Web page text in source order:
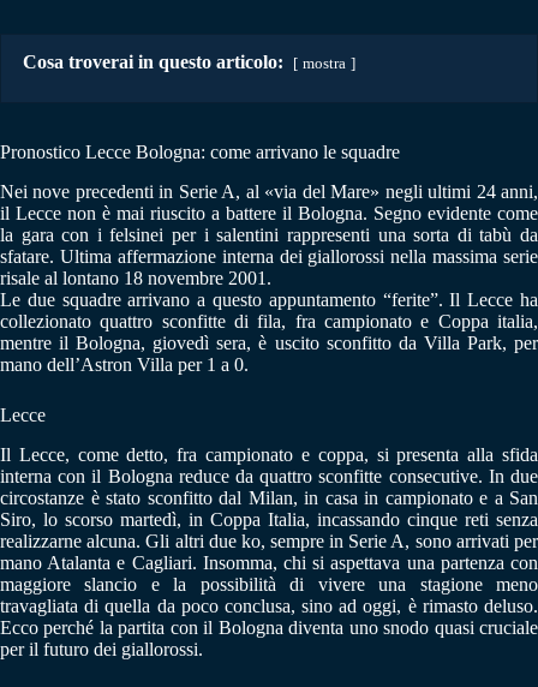
Cosa troverai in questo articolo: mostra
Pronostico Lecce Bologna: come arrivano le squadre
Nei nove precedenti in Serie A, al «via del Mare» negli ultimi 24 anni,
il Lecce non è mai riuscito a battere il Bologna. Segno evidente come
la gara con i felsinei per i salentini rappresenti una sorta di tabù da
sfatare. Ultima affermazione interna dei giallorossi nella massima serie
risale al lontano 18 novembre 2001.
Le due squadre arrivano a questo appuntamento “ferite”. Il Lecce ha
collezionato quattro sconfitte di fila, fra campionato e Coppa italia,
mentre il Bologna, giovedì sera, è uscito sconfitto da Villa Park, per
mano dell’Astron Villa per 1 a 0.
Lecce
Il Lecce, come detto, fra campionato e coppa, si presenta alla sfida
interna con il Bologna reduce da quattro sconfitte consecutive. In due
circostanze è stato sconfitto dal Milan, in casa in campionato e a San
Siro, lo scorso martedì, in Coppa Italia, incassando cinque reti senza
realizzarne alcuna. Gli altri due ko, sempre in Serie A, sono arrivati per
mano Atalanta e Cagliari. Insomma, chi si aspettava una partenza con
maggiore slancio e la possibilità di vivere una stagione meno
travagliata di quella da poco conclusa, sino ad oggi, è rimasto deluso.
Ecco perché la partita con il Bologna diventa uno snodo quasi cruciale
per il futuro dei giallorossi.